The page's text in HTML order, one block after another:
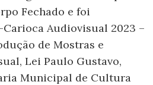
Fechado e foi
Audiovisual 2023 –
de Mostras e
Lei Paulo Gustavo,
Municipal de Cultura